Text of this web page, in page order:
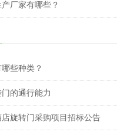
厂家有哪些？
些种类？
的通行能力
旋转门采购项目招标公告